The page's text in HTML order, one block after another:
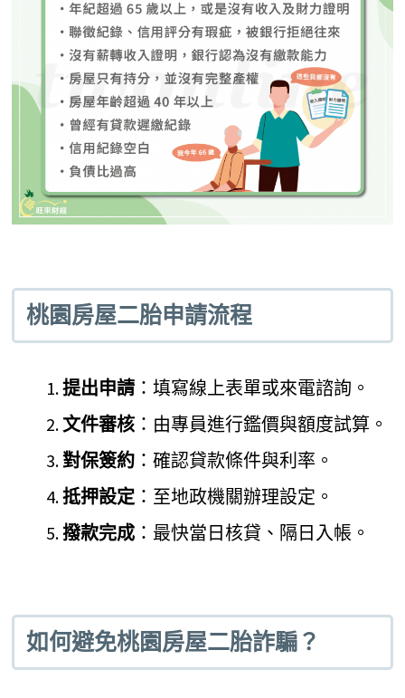
桃園房屋二胎申請流程
提出申請 ：填寫線上表單或來電諮詢。
文件審核 ：由專員進行鑑價與額度試算。
對保簽約 ：確認貸款條件與利率。
抵押設定：至地政機關辦理設定。
撥款完成 ：最快當日核貸、隔日入帳。
如何避免桃園房屋二胎詐騙？